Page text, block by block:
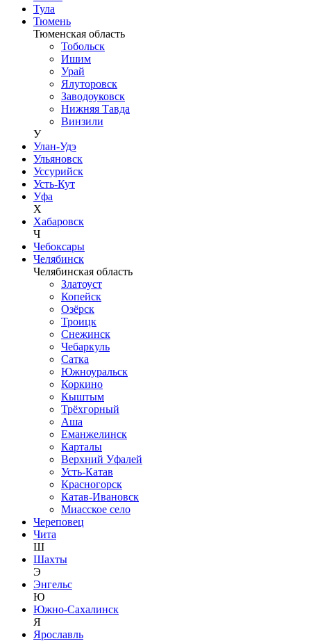
Тула
Тюмень
Тюменская область
Тобольск
Ишим
Урай
Ялуторовск
Заводоуковск
Нижняя Тавда
Винзили
У
Улан-Удэ
Ульяновск
Уссурийск
Усть-Кут
Уфа
Х
Хабаровск
Ч
Чебоксары
Челябинск
Челябинская область
Златоуст
Копейск
Озёрск
Троицк
Снежинск
Чебаркуль
Сатка
Южноуральск
Коркино
Кыштым
Трёхгорный
Аша
Еманжелинск
Карталы
Верхний Уфалей
Усть-Катав
Красногорск
Катав-Ивановск
Миасское село
Череповец
Чита
Ш
Шахты
Э
Энгельс
Ю
Южно-Сахалинск
Я
Ярославль